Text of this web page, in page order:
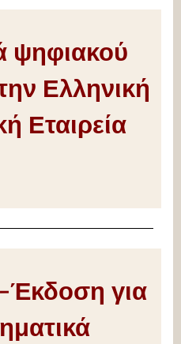
Ελληνική
Εταιρεία
Έκδοση για